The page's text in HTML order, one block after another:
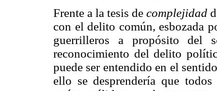
Frente a la tesis decomplejidad
con el delito común, esbozada
guerrilleros a propósito del
reconocimiento del delito
puede ser entendido en el
ello se desprendería que